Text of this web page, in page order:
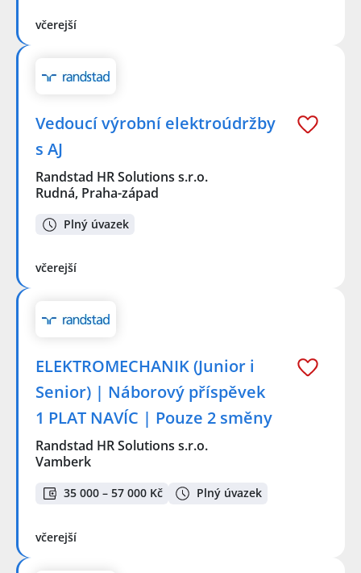
včerejší
Vedoucí výrobní elektroúdržby
s AJ
Randstad HR Solutions s.r.o.
Rudná, Praha-západ
Plný úvazek
včerejší
ELEKTROMECHANIK (Junior i
Senior) | Náborový příspěvek
1 PLAT NAVÍC | Pouze 2 směny
Randstad HR Solutions s.r.o.
Vamberk
35 000 – 57 000 Kč Plný úvazek
včerejší